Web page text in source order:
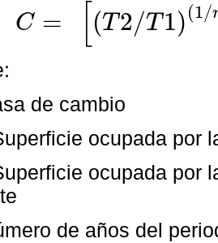
C = (T 2/T 1)(1/
C= 2/T1 1 *100
de cambio
ocupada por
ocupada por
de años del